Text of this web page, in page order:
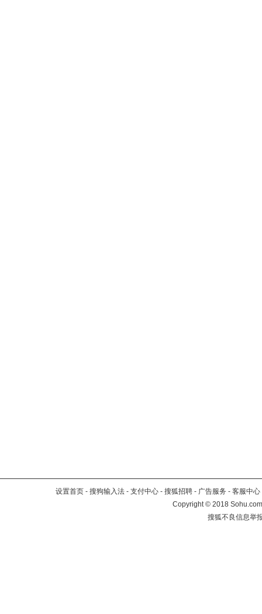
设置首页 - 搜狗输入法 - 支付中心 - 搜狐招聘 - 广告服务 - 客服中心
Copyright©2018
搜狐不良信息举